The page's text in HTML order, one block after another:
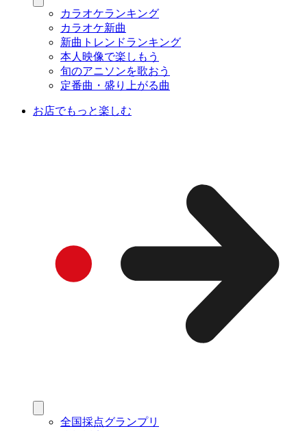
カラオケランキング
カラオケ新曲
新曲トレンドランキング
本人映像で楽しもう
旬のアニソンを歌おう
定番曲・盛り上がる曲
お店でもっと楽しむ
全国採点グランプリ